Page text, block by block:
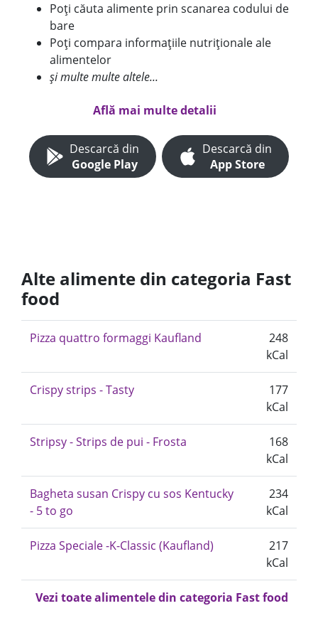
Poți căuta alimente prin scanarea codului de
bare
Poți compara informațiile nutriționale ale
alimentelor
și multe multe altele...
Află mai multe detalii
Descarcă din
Google Play
Descarcă din
App Store
Alte alimente din categoria Fast
food
Pizza quattro formaggi Kaufland
248
kCal
Crispy strips - Tasty
177
kCal
Stripsy - Strips de pui - Frosta
168
kCal
Bagheta susan Crispy cu sos Kentucky
- 5 to go
234
kCal
Pizza Speciale -K-Classic (Kaufland)
217
kCal
Vezi toate alimentele din categoria Fast food